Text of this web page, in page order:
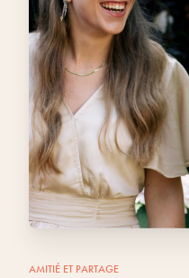
AMITIÉ ET PARTAGE